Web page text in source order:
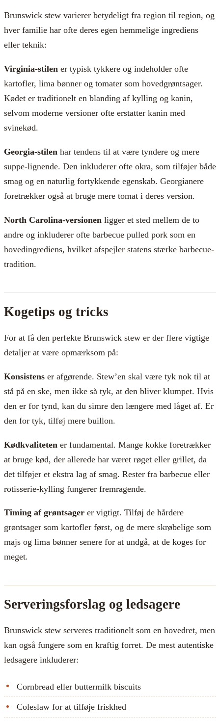
Brunswick stew varierer betydeligt fra region til region, og
hver familie har ofte deres egen hemmelige ingrediens
eller teknik:
Virginia-stilen er typisk tykkere og indeholder ofte
kartofler, lima bønner og tomater som hovedgrøntsager.
Kødet er traditionelt en blanding af kylling og kanin,
selvom moderne versioner ofte erstatter kanin med
svinekød.
Georgia-stilen har tendens til at være tyndere og mere
suppe-lignende. Den inkluderer ofte okra, som tilføjer både
smag og en naturlig fortykkende egenskab. Georgianere
foretrækker også at bruge mere tomat i deres version.
North Carolina-versionen ligger et sted mellem de to
andre og inkluderer ofte barbecue pulled pork som en
hovedingrediens, hvilket afspejler statens stærke barbecue-
tradition.
Kogetips og tricks
For at få den perfekte Brunswick stew er der flere vigtige
detaljer at være opmærksom på:
Konsistens er afgørende. Stew’en skal være tyk nok til at
stå på en ske, men ikke så tyk, at den bliver klumpet. Hvis
den er for tynd, kan du simre den længere med låget af. Er
den for tyk, tilføj mere buillon.
Kødkvaliteten er fundamental. Mange kokke foretrækker
at bruge kød, der allerede har været røget eller grillet, da
det tilføjer et ekstra lag af smag. Rester fra barbecue eller
rotisserie-kylling fungerer fremragende.
Timing af grøntsager er vigtigt. Tilføj de hårdere
grøntsager som kartofler først, og de mere skrøbelige som
majs og lima bønner senere for at undgå, at de koges for
meget.
Serveringsforslag og ledsagere
Brunswick stew serveres traditionelt som en hovedret, men
kan også fungere som en kraftig forret. De mest autentiske
ledsagere inkluderer:
Cornbread eller buttermilk biscuits
Coleslaw for at tilføje friskhed